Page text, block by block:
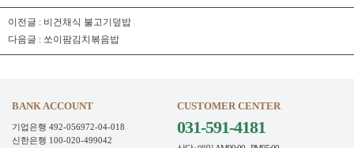
이전글 : 비건채식 불고기덮밥
다음글 : 쏘이팜김치볶음밥
BANK ACCOUNT
기업은행 492-056972-04-018
신한은행 100-020-499042
CUSTOMER CENTER
031-591-4181